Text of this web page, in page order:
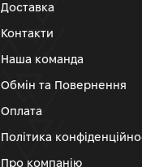
Доставка
Контакти
Наша команда
Обмін та Повернення
Оплата
Політика
Про компанію